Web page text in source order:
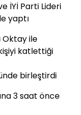
İYİ Parti Lideri
yaptı
Oktay ile
katlettiği
birleştirdi
3 saat önce